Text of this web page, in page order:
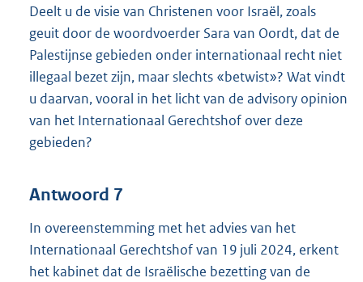
Deelt u de visie van Christenen voor Israël, zoals
geuit door de woordvoerder Sara van Oordt, dat de
Palestijnse gebieden onder internationaal recht niet
illegaal bezet zijn, maar slechts «betwist»? Wat vindt
u daarvan, vooral in het licht van de advisory opinion
van het Internationaal Gerechtshof over deze
gebieden?
Antwoord 7
In overeenstemming met het advies van het
Internationaal Gerechtshof van 19 juli 2024, erkent
het kabinet dat de Israëlische bezetting van de